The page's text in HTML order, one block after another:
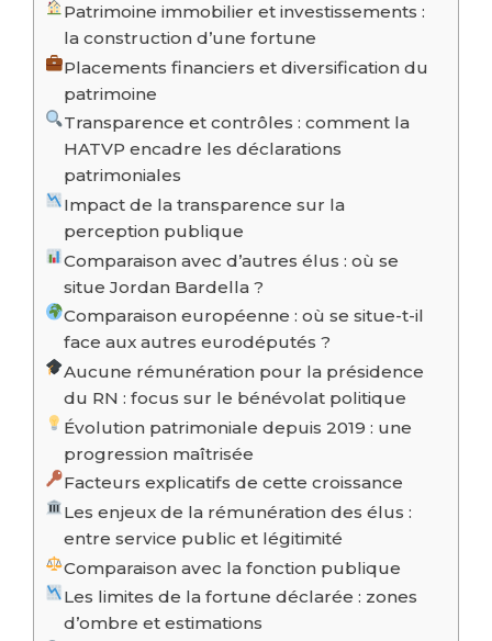
Patrimoine immobilier et investissements :
la construction d’une fortune
Placements financiers et diversification du
patrimoine
Transparence et contrôles : comment la
HATVP encadre les déclarations
patrimoniales
Impact de la transparence sur la
perception publique
Comparaison avec d’autres élus : où se
situe Jordan Bardella ?
Comparaison européenne : où se situe-t-il
face aux autres eurodéputés ?
Aucune rémunération pour la présidence
du RN : focus sur le bénévolat politique
Évolution patrimoniale depuis 2019 : une
progression maîtrisée
Facteurs explicatifs de cette croissance
Les enjeux de la rémunération des élus :
entre service public et légitimité
Comparaison avec la fonction publique
Les limites de la fortune déclarée : zones
d’ombre et estimations